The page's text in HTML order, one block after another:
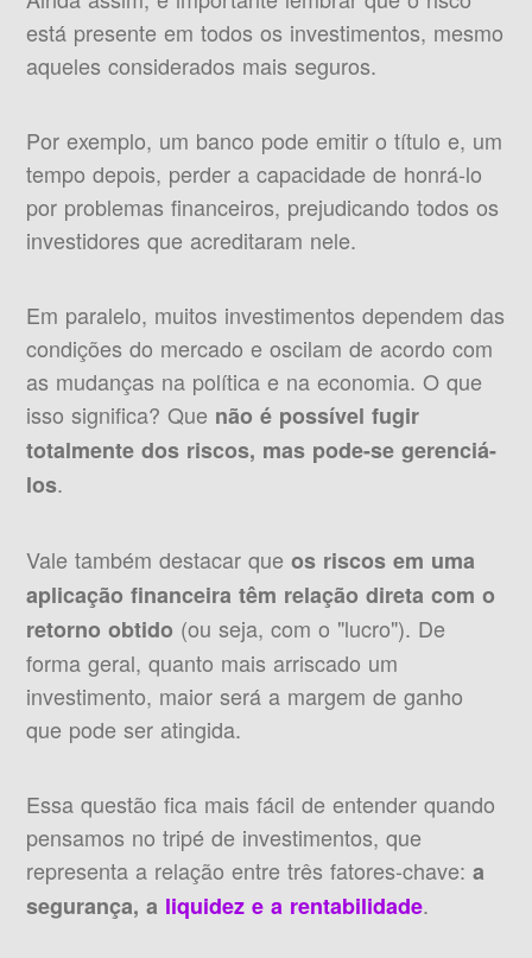
está presente em todos os investimentos, mesmo
aqueles considerados mais seguros.
Por exemplo, um banco pode emitir o título e, um
tempo depois, perder a capacidade de honrá-lo
por problemas financeiros, prejudicando todos os
investidores que acreditaram nele.
Em paralelo, muitos investimentos dependem das
condições do mercado e oscilam de acordo com
as mudanças na política e na economia. O que
isso significa? Que não é possível fugir
totalmente dos riscos, mas pode-se gerenciá-
los.
Vale também destacar queos riscos em uma
aplicação financeira têm relação direta com o
retorno obtido (ou seja, com o "lucro"). De
forma geral, quanto mais arriscado um
investimento, maior será a margem de ganho
que pode ser atingida.
Essa questão fica mais fácil de entender quando
pensamos no tripé de investimentos, que
representa a relação entre três fatores-chave:a
segurança, a liquidez e a rentabilidade.